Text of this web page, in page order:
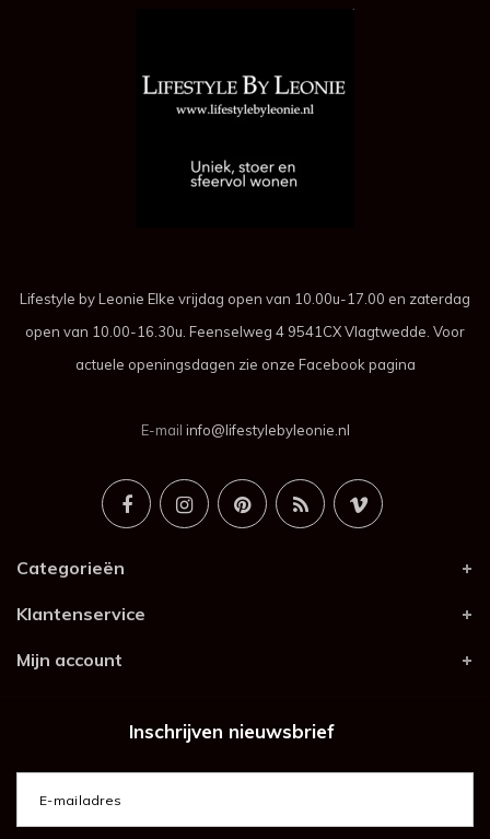
Lifestyle by Leonie Elke vrijdag open van 10.00u-17.00 en zaterdag
open van 10.00-16.30u. Feenselweg 4 9541CX Vlagtwedde. Voor
actuele openingsdagen zie onze Facebook pagina
E-mail info@lifestylebyleonie.nl
Categorieën
Klantenservice
Mijn account
Inschrijven nieuwsbrief